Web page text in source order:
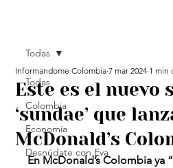
Todas
Colombia
Economía
Desnúdate con Eva
Todas
Este es el nuevo
‘sundae’ que
McDonald’s
Informandome Colombia 7 mar 2024 1 min
En McDonald’s Colombia ya